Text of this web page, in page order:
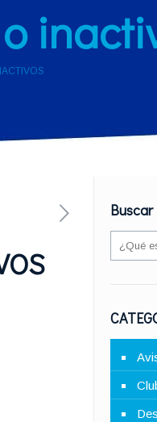
Buscar